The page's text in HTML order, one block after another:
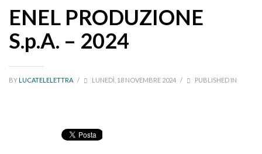
ENEL PRODUZIONE
S.p.A. – 2024
BYLUCATELELETTRA / LUNEDÌ, 18 NOVEMBRE 2024 / PUBLISHED IN